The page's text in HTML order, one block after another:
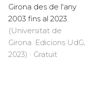
Girona des de l'any
2003 fins al 2023.
(Universitat de
Girona. Edicions UdG,
2023) · Gratuït